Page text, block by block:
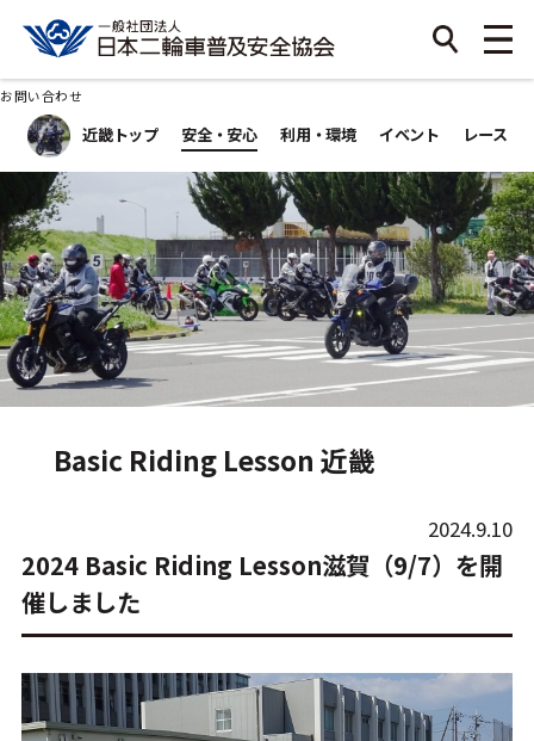
近畿トップ 安全・安心 利用・環境 イベント レース
お問い合わせ
Basic Riding Lesson 近畿
2024.9.10
2024 Basic Riding Lesson滋賀（9/7）を開
催しました